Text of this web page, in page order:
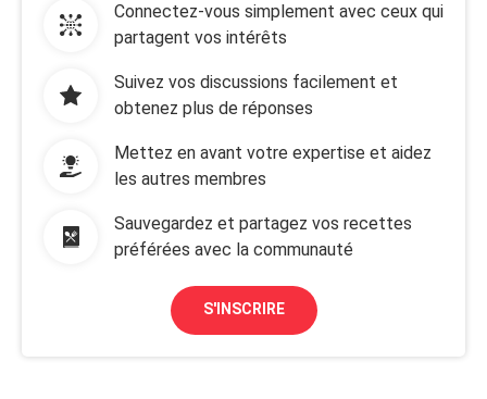
Connectez-vous simplement avec ceux qui
partagent vos intérêts
Suivez vos discussions facilement et
obtenez plus de réponses
Mettez en avant votre expertise et aidez
les autres membres
Sauvegardez et partagez vos recettes
préférées avec la communauté
S'INSCRIRE